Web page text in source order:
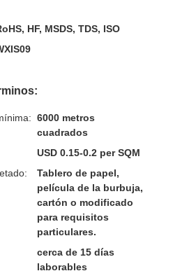
HF, MSDS, TDS, ISO
6000 metros
cuadrados
USD 0.15-0.2 per SQM
Tablero de papel,
película de la burbuja,
cartón o modificado
para requisitos
particulares.
cerca de 15 días
laborables